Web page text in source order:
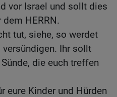
vor Israel und sollt dies
HERRN.
tut, siehe, so werdet
versündigen. Ihr sollt
die euch treffen
eure Kinder und Hürden